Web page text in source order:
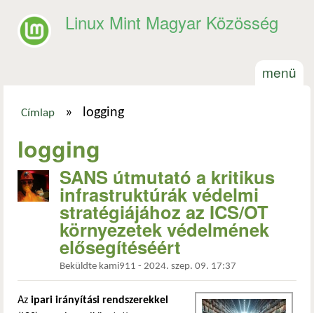
Linux Mint Magyar Közösség
menü
Címlap » logging
logging
SANS útmutató a kritikus
infrastruktúrák védelmi
stratégiájához az ICS/OT
környezetek védelmének
elősegítéséért
Beküldte kami911 - 2024. szep. 09. 17:37
Az ipari irányítási rendszerekkel